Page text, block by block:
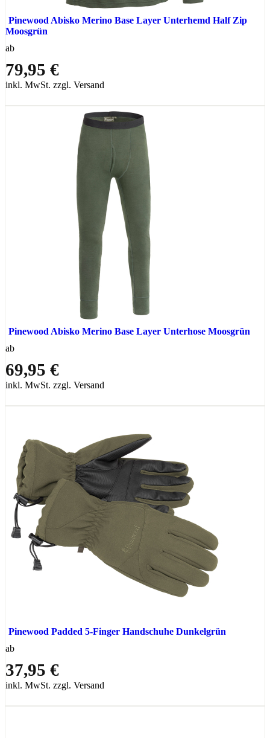
Pinewood Abisko Merino Base Layer Unterhemd Half Zip
Moosgrün
ab
79,95 €
inkl. MwSt. zzgl. Versand
Pinewood Abisko Merino Base Layer Unterhose Moosgrün
ab
69,95 €
inkl. MwSt. zzgl. Versand
Pinewood Padded 5-Finger Handschuhe Dunkelgrün
ab
37,95 €
inkl. MwSt. zzgl. Versand